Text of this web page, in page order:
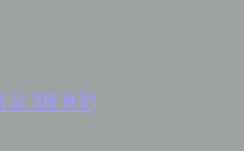
22 308 14 91